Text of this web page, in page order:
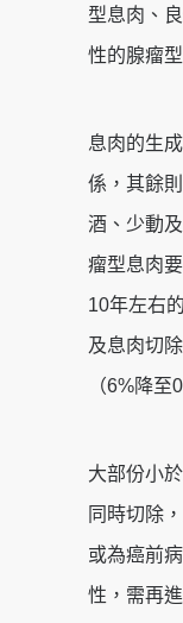
型息肉、
性的腺瘤
息肉的生
係，其餘
酒、少動
瘤型息肉
10年左右
及息肉切
（6%降至
大部份小
同時切除
或為癌前
性，需再